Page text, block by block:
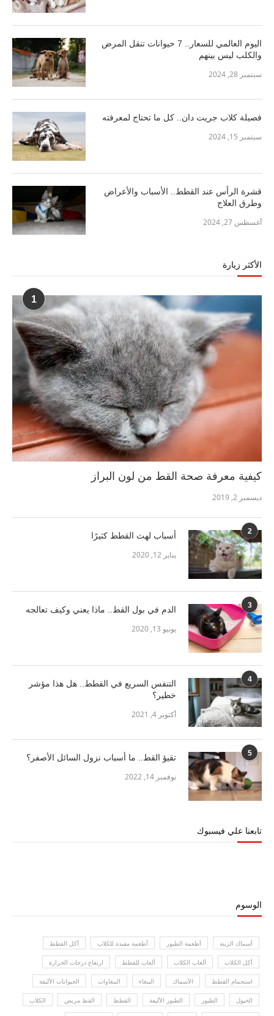
اليوم العالمي للسعار.. 7 حيوانات تنقل المرض
والكلب ليس بينهم
سبتمبر 28, 2024
فصيلة كلاب جريت دان.. كل ما تحتاج لمعرفته
سبتمبر 15, 2024
قشرة الرأس عند القطط.. الأسباب والأعراض
وطرق العلاج
أغسطس 27, 2024
الأكثر زيارة
1
كيفية معرفة صحة القط من لون البراز
ديسمبر 2, 2019
2 أسباب لهث القطط كثيرًا
يناير 12, 2020
3 الدم في بول القط.. ماذا يعني وكيف تعالجه
يونيو 13, 2020
4
التنفس السريع في القطط.. هل هذا مؤشر
خطير؟
أكتوبر 4, 2021
5 تقيؤ القط.. ما أسباب نزول السائل الأصفر؟
نوفمبر 14, 2022
تابعنا علي فيسبوك
الوسوم
أسماك الزينة أطعمة الطيور أطعمة مفيدة للكلاب أكل القطط
أكل الكلاب ألعاب الكلاب ألعاب للقطط ارتفاع درجات الحرارة
استحمام القطط الأسماك الببغاء الببغاوات الحيوانات الأليفة
الخيول الطيور الطيور الأليفة القطط القط مريض الكلاب